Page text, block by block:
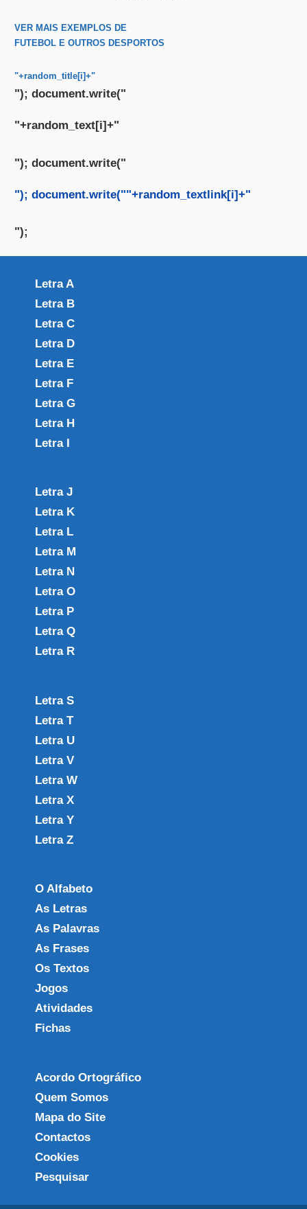
VER MAIS EXEMPLOS DE
FUTEBOL E OUTROS DESPORTOS
"+random_title[i]+"
"); document.write("
"+random_text[i]+"
"); document.write("
"); document.write(""+random_textlink[i]+"
");
Letra A
Letra B
Letra C
Letra D
Letra E
Letra F
Letra G
Letra H
Letra I
Letra J
Letra K
Letra L
Letra M
Letra N
Letra O
Letra P
Letra Q
Letra R
Letra S
Letra T
Letra U
Letra V
Letra W
Letra X
Letra Y
Letra Z
O Alfabeto
As Letras
As Palavras
As Frases
Os Textos
Jogos
Atividades
Fichas
Acordo Ortográfico
Quem Somos
Mapa do Site
Contactos
Cookies
Pesquisar